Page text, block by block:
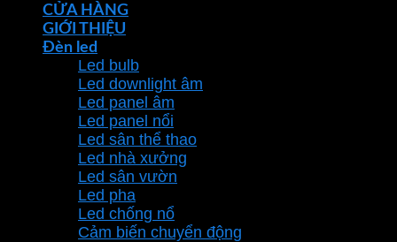
CỬA HÀNG
GIỚI THIỆU
Đèn led
Led bulb
Led downlight âm
Led panel âm
Led panel nổi
Led sân thể thao
Led nhà xưởng
Led sân vườn
Led pha
Led chống nổ
Cảm biến chuyển động